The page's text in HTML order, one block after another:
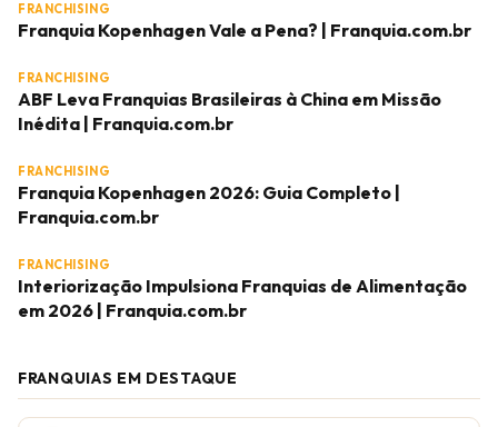
FRANCHISING
Franquia Kopenhagen Vale a Pena? | Franquia.com.br
FRANCHISING
ABF Leva Franquias Brasileiras à China em Missão
Inédita | Franquia.com.br
FRANCHISING
Franquia Kopenhagen 2026: Guia Completo |
Franquia.com.br
FRANCHISING
Interiorização Impulsiona Franquias de Alimentação
em 2026 | Franquia.com.br
FRANQUIAS EM DESTAQUE